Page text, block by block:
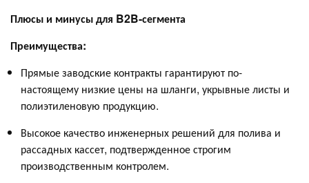
Плюсы и минусы для B2B-сегмента
Преимущества:
Прямые заводские контракты гарантируют по-
настоящему низкие цены на шланги, укрывные листы и
полиэтиленовую продукцию.
Высокое качество инженерных решений для полива и
рассадных кассет, подтвержденное строгим
производственным контролем.